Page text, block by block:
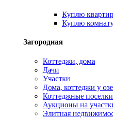
Куплю
Куплю
Загородная
Коттеджи, дома
Дачи
Участки
Дома, коттеджи у
Коттеджные поселки
Аукционы на
Элитная